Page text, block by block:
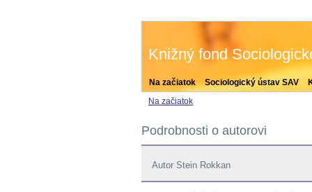
Na začiatok Sociologický ústav SAV
Knižný fond
Na začiatok
Podrobnosti o autorovi
Autor Stein Rokkan